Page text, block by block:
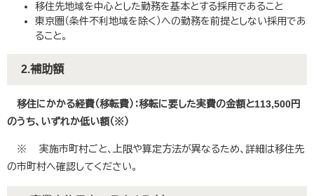
移住先地域を中心とした勤務を基本とする採用であること
東京圏（条件不利地域を除く）への勤務を前提としない採用であ
ること。
2.補助額
移住にかかる経費（移転費）​：移転に要した実費の金額と113,500円
のうち、いずれか低い額（※）
※ 実施市町村ごと、上限や算定方法が異なるため、詳細は移住先
の市町村へ確認してください。